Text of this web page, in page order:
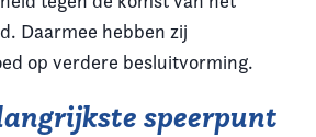
Daarmee hebben zij
op verdere besluitvorming.
speerpunt